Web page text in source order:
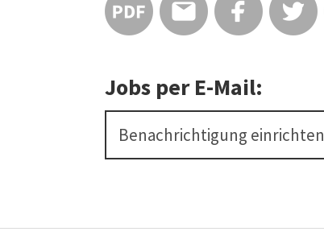
Jobs per E-Mail:
Benachrichtigung einrichten